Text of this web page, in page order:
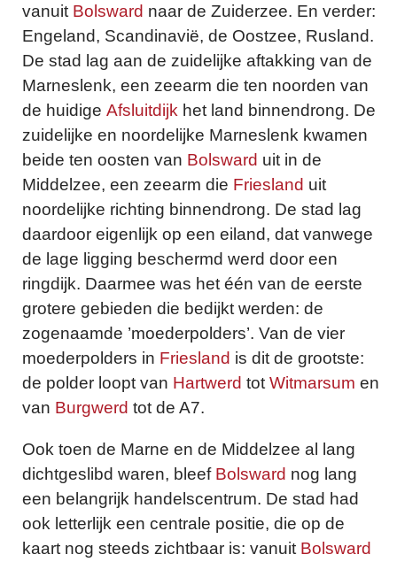
vanuit Bolsward naar de Zuiderzee. En verder:
Engeland, Scandinavië, de Oostzee, Rusland.
De stad lag aan de zuidelijke aftakking van de
Marneslenk, een zeearm die ten noorden van
de huidige Afsluitdijk het land binnendrong. De
zuidelijke en noordelijke Marneslenk kwamen
beide ten oosten van Bolsward uit in de
Middelzee, een zeearm die Friesland uit
noordelijke richting binnendrong. De stad lag
daardoor eigenlijk op een eiland, dat vanwege
de lage ligging beschermd werd door een
ringdijk. Daarmee was het één van de eerste
grotere gebieden die bedijkt werden: de
zogenaamde ’moederpolders’. Van de vier
moederpolders in Friesland is dit de grootste:
de polder loopt van Hartwerd tot Witmarsum en
van Burgwerd tot de A7.
Ook toen de Marne en de Middelzee al lang
dichtgeslibd waren, bleef Bolsward nog lang
een belangrijk handelscentrum. De stad had
ook letterlijk een centrale positie, die op de
kaart nog steeds zichtbaar is: vanuit Bolsward